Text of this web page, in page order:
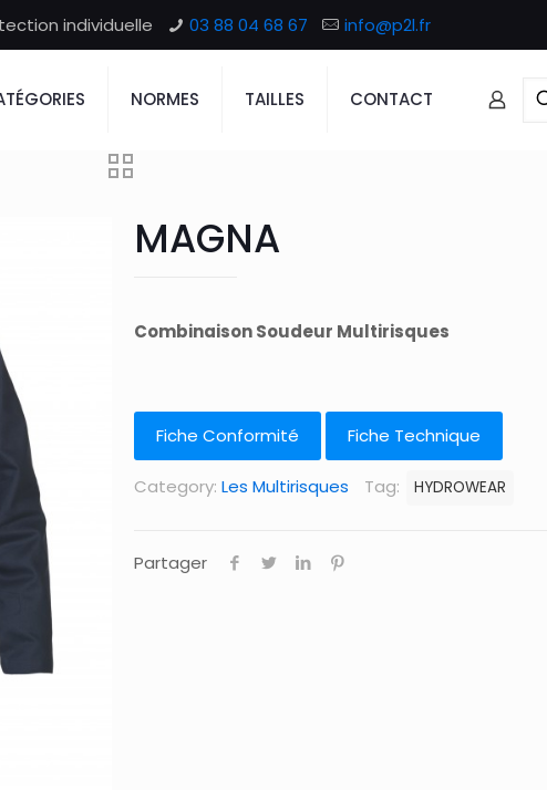
individuelle 03 88 04 68 67 info@p2l.fr
NORMES TAILLES CONTACT
MAGNA
Combinaison Soudeur Multirisques
Fiche Conformité Fiche Technique
Category: Les Multirisques Tag: HYDROWEAR
Partager